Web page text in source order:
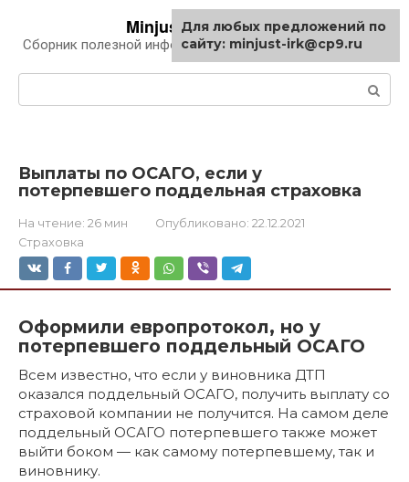
контенту
Minjust-irk.ru
Сборник полезной информации про автомобили
Выплаты по ОСАГО, если у
потерпевшего поддельная страховка
На чтение: 26 мин Опубликовано: 22.12.2021
Страховка
Оформили европротокол, но у
потерпевшего поддельный ОСАГО
Всем известно, что если у виновника ДТП
оказался поддельный ОСАГО, получить выплату со
страховой компании не получится. На самом деле
поддельный ОСАГО потерпевшего также может
выйти боком — как самому потерпевшему, так и
виновнику.
Для любых предложений по
сайту: minjust-irk@cp9.ru